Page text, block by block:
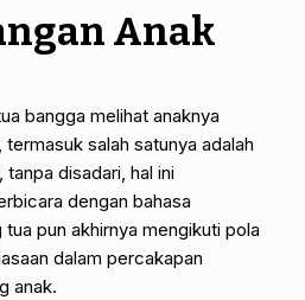
Anak
bangga melihat anaknya
salah satunya adalah
disadari, hal ini
dengan bahasa
pun akhirnya mengikuti pola
dalam percakapan
anak.